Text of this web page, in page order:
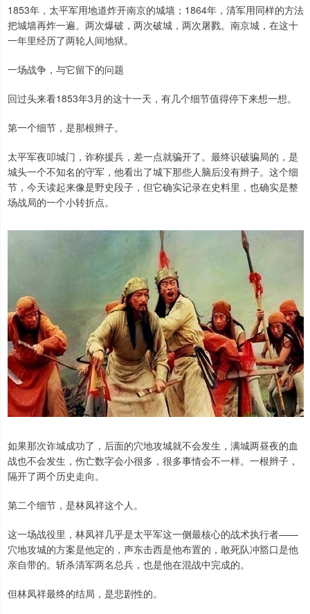
1853年，太平军用地道炸开南京的城墙；1864年，清军用同样的方法
把城墙再炸一遍。两次爆破，两次破城，两次屠戮。南京城，在这十
一年里经历了两轮人间地狱。
一场战争，与它留下的问题
回过头来看1853年3月的这十一天，有几个细节值得停下来想一想。
第一个细节，是那根辫子。
太平军夜叩城门，诈称援兵，差一点就骗开了。最终识破骗局的，是
城头一个不知名的守军，他看出了城下那些人脑后没有辫子。这个细
节，今天读起来像是野史段子，但它确实记录在史料里，也确实是整
场战局的一个小转折点。
如果那次诈城成功了，后面的穴地攻城就不会发生，满城两昼夜的血
战也不会发生，伤亡数字会小很多，很多事情会不一样。一根辫子，
隔开了两个历史走向。
第二个细节，是林凤祥这个人。
这一场战役里，林凤祥几乎是太平军这一侧最核心的战术执行者——
穴地攻城的方案是他定的，声东击西是他布置的，敢死队冲豁口是他
亲自带的。斩杀清军两名总兵，也是他在混战中完成的。
但林凤祥最终的结局，是悲剧性的。